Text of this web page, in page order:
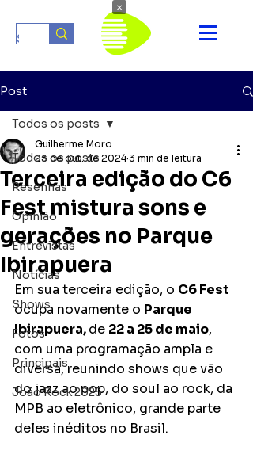
Post
Todos os posts
Resenhas
Opinião
Entrevistas
Notícias
Shows
Fotos
Principais
João Rock 2025
Todos os posts
Terceira edição do C6
Fest mistura sons e
gerações no Parque
Ibirapuera
Guilherme Moro
23 de out. de 2024 3 min de leitura
Em sua terceira edição, o C6 Fest
ocupa novamente o Parque
Ibirapuera, de 22 a 25 de maio,
com uma programação ampla e
diversa, reunindo shows que vão
do jazz ao pop, do soul ao rock, da
MPB ao eletrônico, grande parte
deles inéditos no Brasil.
×